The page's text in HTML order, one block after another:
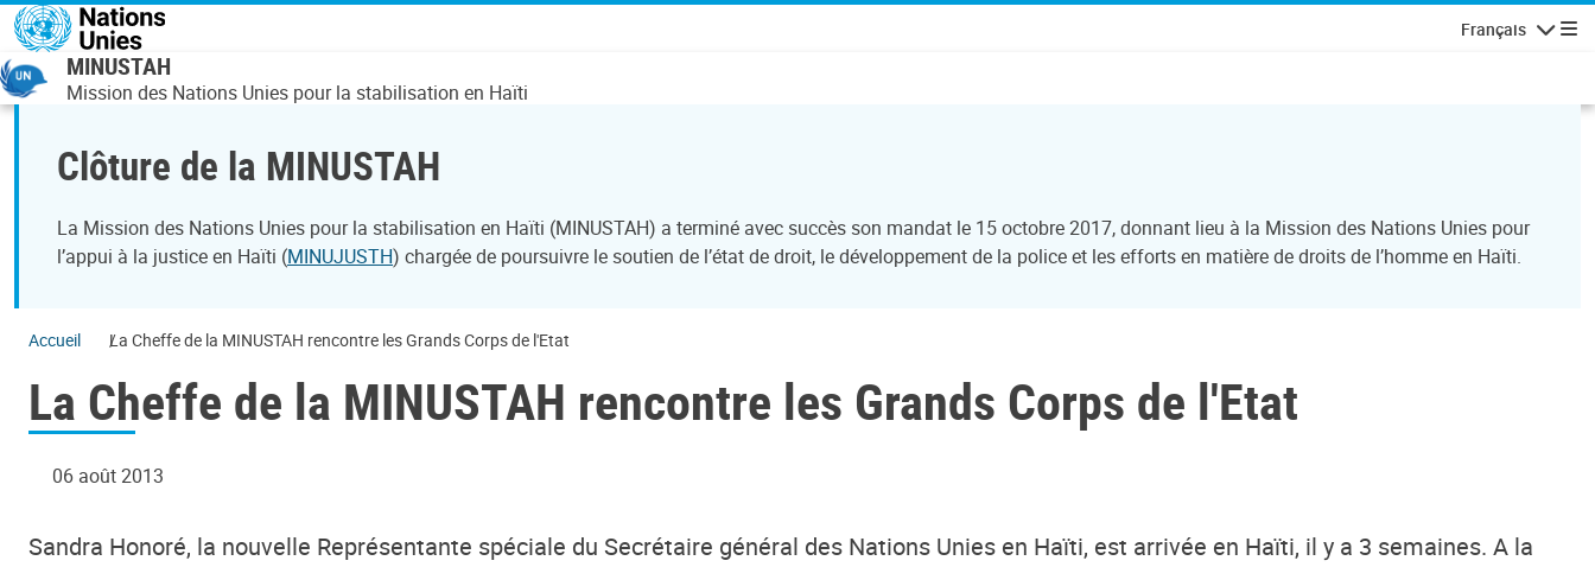
Aller au contenu principal
Français
MINUSTAH
Mission des Nations Unies pour la stabilisation en Haïti
Clôture de la MINUSTAH
La Mission des Nations Unies pour la stabilisation en Haïti (MINUSTAH) a terminé avec succès son mandat le 15 octobre 2017, donnant lieu à la Mission des Nations Unies pour
l’appui à la justice en Haïti (MINUJUSTH) chargée de poursuivre le soutien de l’état de droit, le développement de la police et les efforts en matière de droits de l’homme en Haïti.
Accueil La Cheffe de la MINUSTAH rencontre les Grands Corps de l'Etat
La Cheffe de la MINUSTAH rencontre les Grands Corps de l'Etat
06 août 2013
Sandra Honoré, la nouvelle Représentante spéciale du Secrétaire général des Nations Unies en Haïti, est arrivée en Haïti, il y a 3 semaines. A la